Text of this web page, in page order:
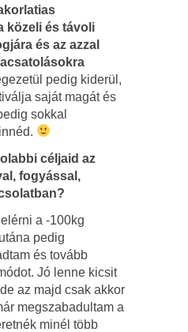
közeli és távoli
és az azzal
pedig kiderül,
saját magát és
sokkal
céljaid az
fogyással,
a -100kg
pedig
és tovább
Jó lenne kicsit
az majd csak akkor
megszabadultam a
minél több